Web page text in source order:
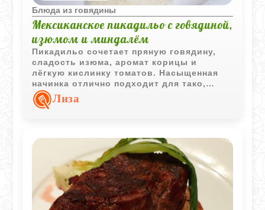
Блюда из говядины
Мексиканское пикадильо с говядиной,
изюмом и миндалём
Пикадильо сочетает пряную говядину,
сладость изюма, аромат корицы и
лёгкую кислинку томатов. Насыщенная
начинка отлично подходит для тако,
буррито или просто как самостоятельное
горячее блюдо с рисом.
Лиза